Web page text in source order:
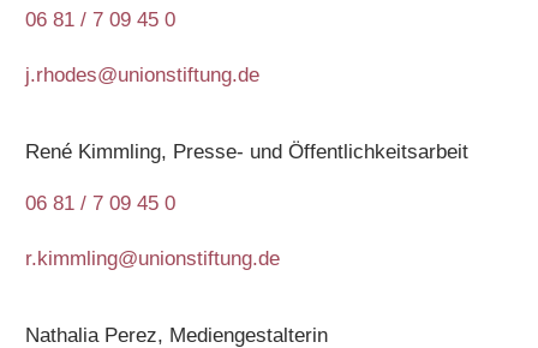
06 81 / 7 09 45 0
j.rhodes@unionstiftung.de
René Kimmling, Presse- und Öffentlichkeitsarbeit
06 81 / 7 09 45 0
r.kimmling@unionstiftung.de
Nathalia Perez, Mediengestalterin